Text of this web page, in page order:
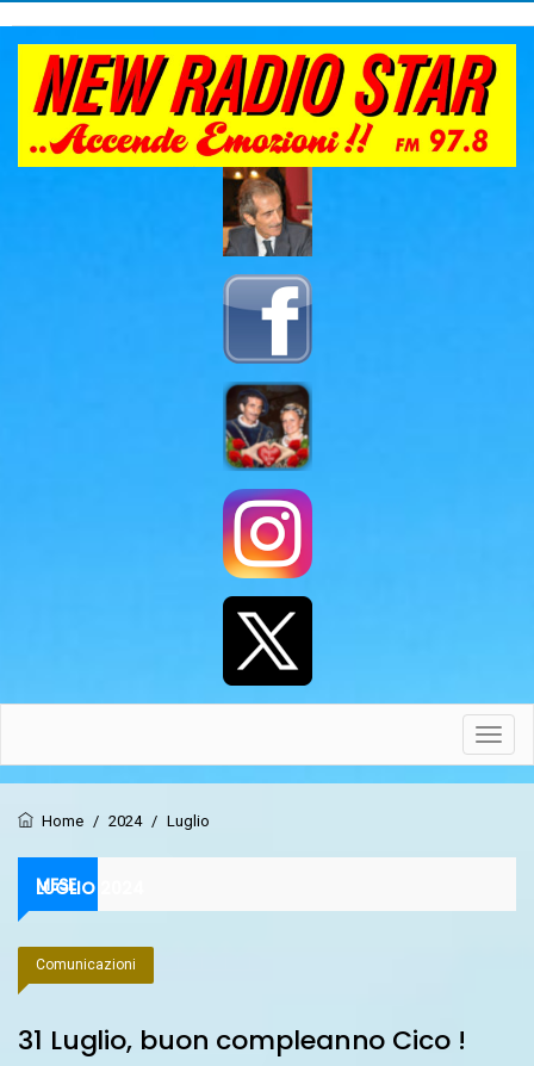
Home / 2024 / Luglio
MESE:
LUGLIO 2024
Comunicazioni
31 Luglio, buon compleanno Cico !